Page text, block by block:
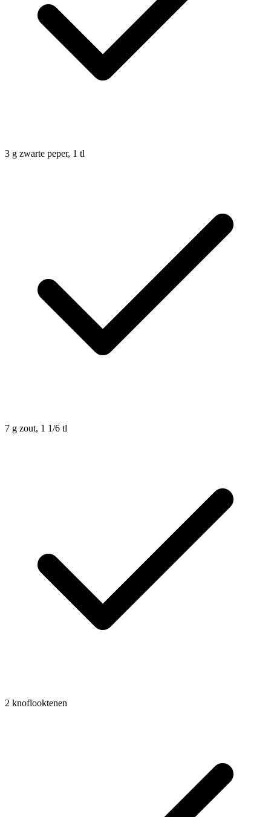
3 g zwarte peper, 1 tl
7 g zout, 1 1/6 tl
2 knoflooktenen